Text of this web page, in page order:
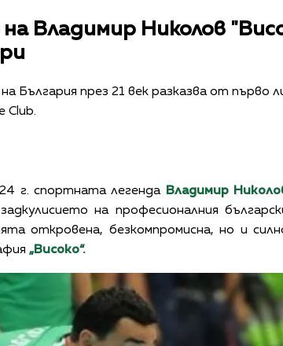
Владимир Николов
България през 21 век разказва от първо
Club.
г. спортната легенда Владимир
на професионалния
откровена, безкомпромисна, но и
„Високо“.